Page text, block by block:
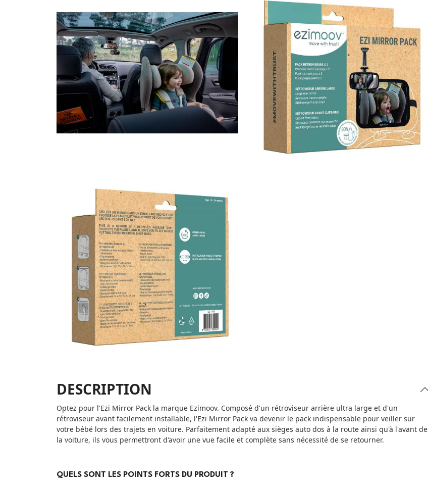
DESCRIPTION
Optez pour l'Ezi Mirror Pack la marque Ezimoov. Composé d'un rétroviseur arrière ultra large et d'un
rétroviseur avant facilement installable, l'Ezi Mirror Pack va devenir le pack indispensable pour veiller sur
votre bébé lors des trajets en voiture. Parfaitement adapté aux sièges auto dos à la route ainsi qu'à l'avant de
la voiture, ils vous permettront d'avoir une vue facile et complète sans nécessité de se retourner.
QUELS SONT LES POINTS FORTS DU PRODUIT ?